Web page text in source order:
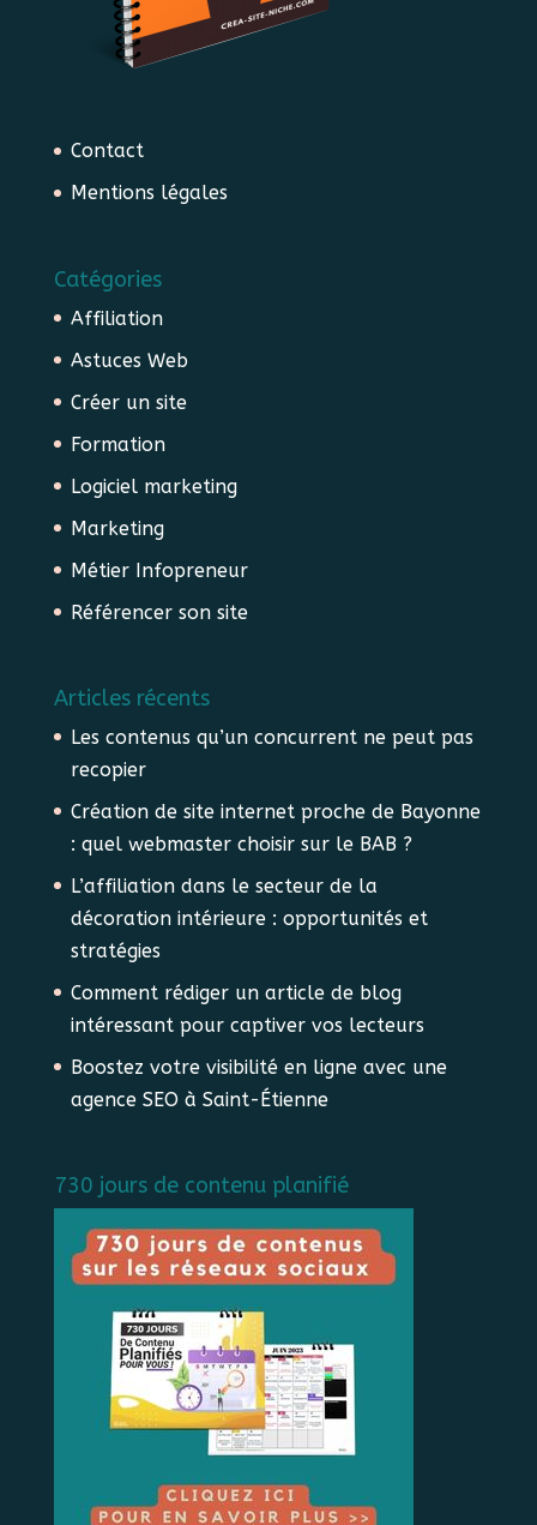
Contact
Mentions légales
Catégories
Affiliation
Astuces Web
Créer un site
Formation
Logiciel marketing
Marketing
Métier Infopreneur
Référencer son site
Articles récents
Les contenus qu’un concurrent ne peut pas
recopier
Création de site internet proche de Bayonne
: quel webmaster choisir sur le BAB ?
L’affiliation dans le secteur de la
décoration intérieure : opportunités et
stratégies
Comment rédiger un article de blog
intéressant pour captiver vos lecteurs
Boostez votre visibilité en ligne avec une
agence SEO à Saint-Étienne
730 jours de contenu planifié